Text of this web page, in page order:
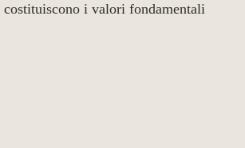
i valori fondamentali